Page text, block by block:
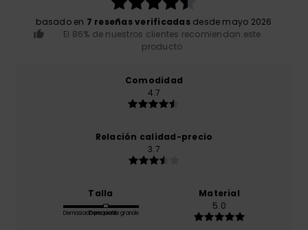
basado en 7 reseñas verificadasdesde mayo 2026
El 86% de nuestros clientes recomiendan este
producto
Comodidad
4.7
Relación calidad-precio
3.7
Talla
Demasiado pequeño
Demasiado grande
Material
5.0